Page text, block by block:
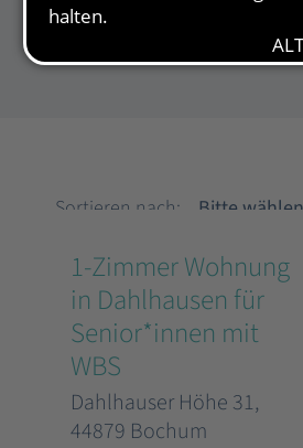
Sortieren nach:
1-Zimmer Wohnung
in Dahlhausen für
Senior*innen mit
WBS
Dahlhauser Höhe 31,
44879 Bochum